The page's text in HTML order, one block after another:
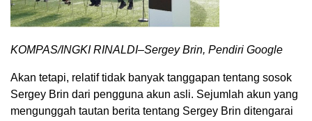
KOMPAS/INGKI RINALDI–Sergey Brin, Pendiri Google
Akan tetapi, relatif tidak banyak tanggapan tentang sosok
Sergey Brin dari pengguna akun asli. Sejumlah akun yang
mengunggah tautan berita tentang Sergey Brin ditengarai